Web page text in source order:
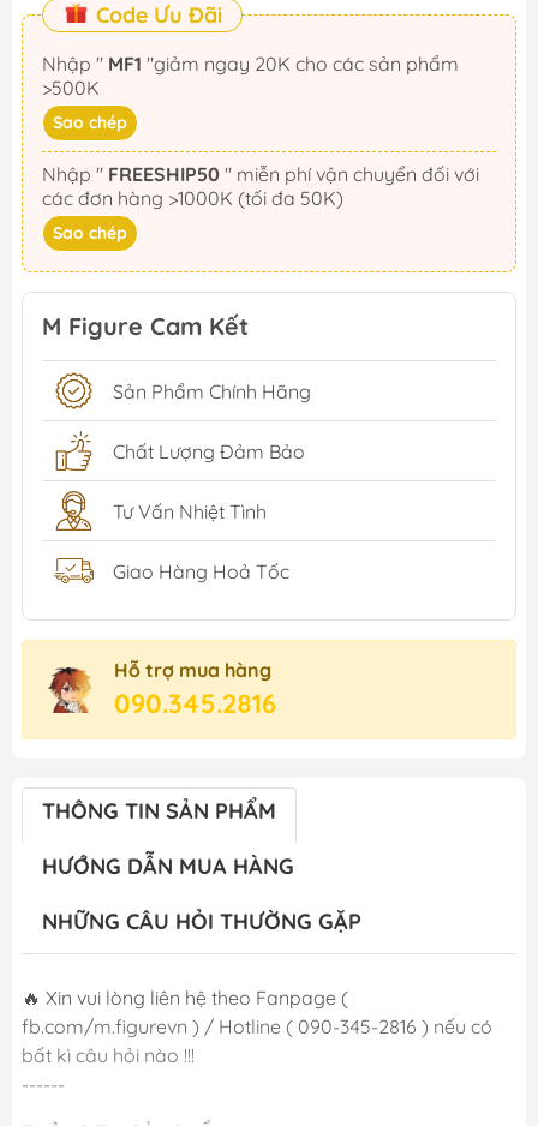
Code Ưu Đãi
Nhập " MF1
>500K
Sao chép
Nhập " FREESHIP50
các đơn hàng >1000K (tối đa 50K)
Sao chép
M Figure Cam Kết
Sản Phẩm Chính Hãng
Chất Lượng Đảm Bảo
Tư Vấn Nhiệt Tình
Giao Hàng Hoả Tốc
Hỗ trợ mua hàng
090.345.2816
THÔNG TIN SẢN PHẨM
HƯỚNG DẪN MUA HÀNG
NHỮNG CÂU HỎI THƯỜNG GẶP
🔥 Xin vui lòng liên hệ theo Fanpage (
fb.com/m.figurevn ) / Hotline ( 090-345-2816 ) nếu có
bất kì câu hỏi nào !!!
------